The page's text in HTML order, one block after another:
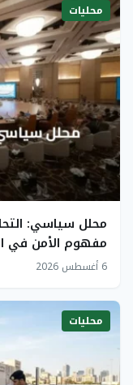
محليات
محلل سياسي:
مفهوم الأمن في
6 أغسطس 2026
محليات